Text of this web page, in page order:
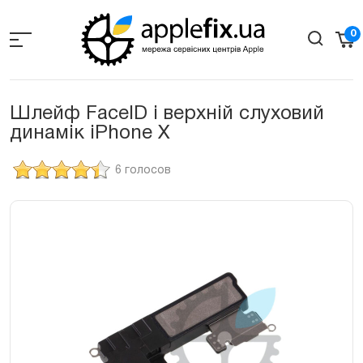
the
0
Шлейф FaceID і верхній слуховий
динамік iPhone Х
6 голосов